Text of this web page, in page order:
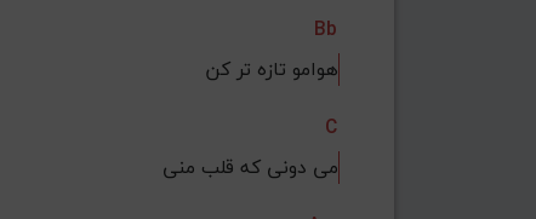
Bb
هوامو تازه تر کن
C
می دونی که قلب منی